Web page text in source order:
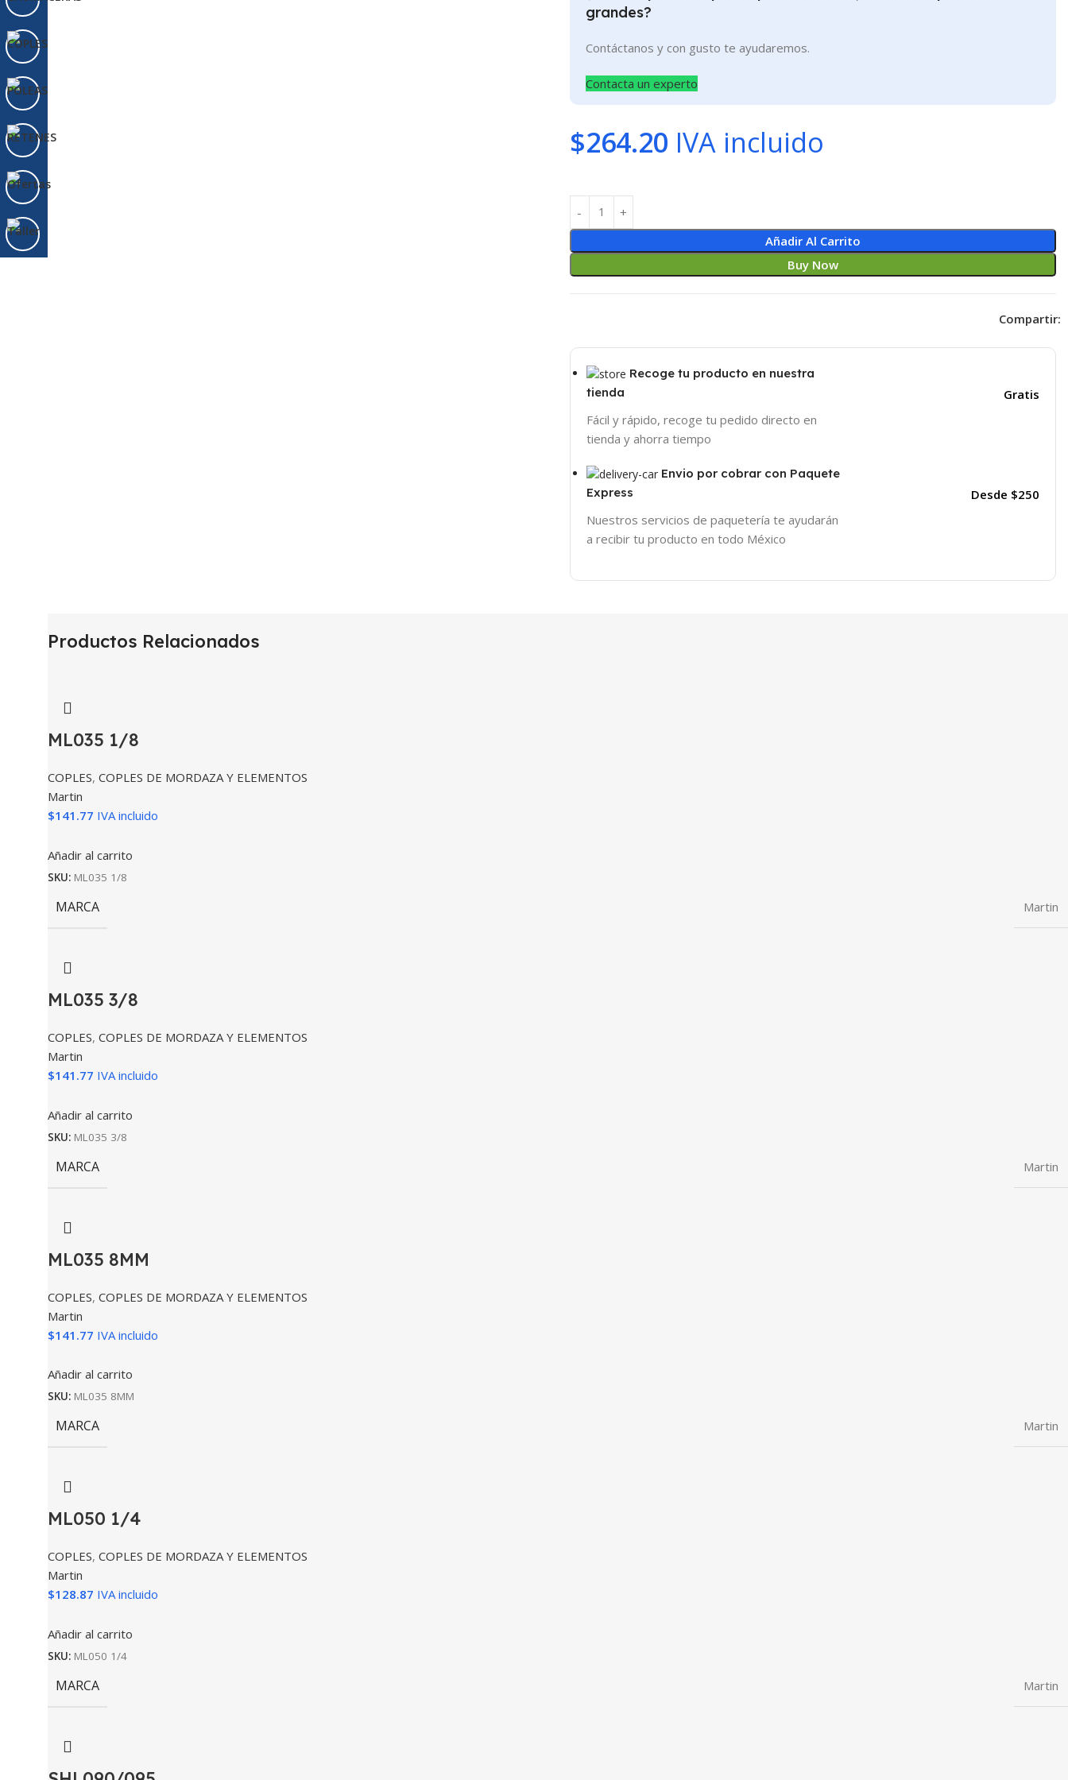
grandes?
Contáctanos y con gusto te ayudaremos.
Contacta un experto
$264.20 IVA incluido
Añadir Al Carrito
Buy Now
Compartir:
Recoge tu producto en nuestra
tienda
Fácil y rápido, recoge tu pedido directo en
tienda y ahorra tiempo
Gratis
Envio por cobrar con Paquete
Express
Nuestros servicios de paquetería te ayudarán
a recibir tu producto en todo México
Desde $250
Productos Relacionados
ML035 1/8
COPLES, COPLES DE MORDAZA Y ELEMENTOS
Martin
$141.77 IVA incluido
Añadir al carrito
SKU: ML035 1/8
MARCA Martin
ML035 3/8
COPLES, COPLES DE MORDAZA Y ELEMENTOS
Martin
$141.77 IVA incluido
Añadir al carrito
SKU: ML035 3/8
MARCA Martin
ML035 8MM
COPLES, COPLES DE MORDAZA Y ELEMENTOS
Martin
$141.77 IVA incluido
Añadir al carrito
SKU: ML035 8MM
MARCA Martin
ML050 1/4
COPLES, COPLES DE MORDAZA Y ELEMENTOS
Martin
$128.87 IVA incluido
Añadir al carrito
SKU: ML050 1/4
MARCA Martin